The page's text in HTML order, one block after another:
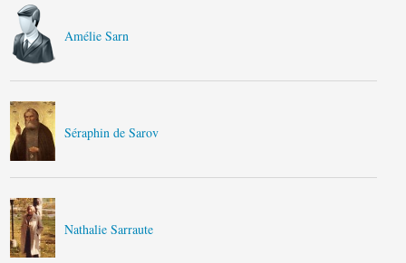
Amélie Sarn
Séraphin de Sarov
Nathalie Sarraute